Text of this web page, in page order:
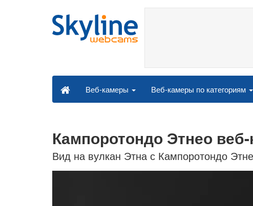
Веб-камеры Веб-камеры по категориям
Кампоротондо Этнео
Вид на вулкан Этна с Кампоротондо